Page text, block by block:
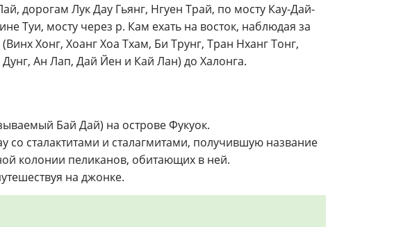
дорогам Лук Дау Гьянг, Нгуен Трай, по мосту Кау-Дай-
Туи, мосту через р. Кам ехать на восток, наблюдая за
Хонг, Хоанг Хоа Тхам, Би Трунг, Тран Нханг Тонг,
Ан Лап, Дай Йен и Кай Лан) до Халонга.
Бай Дай) на острове Фукуок.
со сталактитами и сталагмитами, получившую название
колонии пеликанов, обитающих в ней.
на джонке.